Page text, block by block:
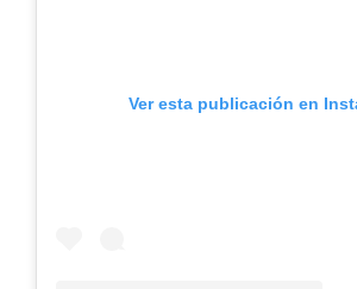
Ver esta publicación en